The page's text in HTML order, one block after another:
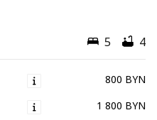
5 4
800 BYN
1 800 BYN